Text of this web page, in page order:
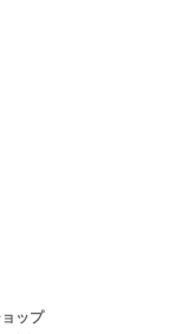
ップ